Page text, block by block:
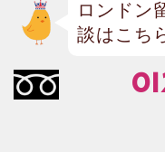
ロンドン
談はこち